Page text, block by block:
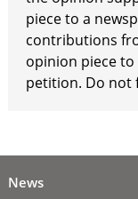
piece to a
contributions
opinion piece
petition. Do not
News